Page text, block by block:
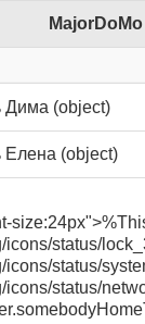
MajorDoMo
Дима (object)
Елена (object)
icons/status/
icons/status/
icons/status/